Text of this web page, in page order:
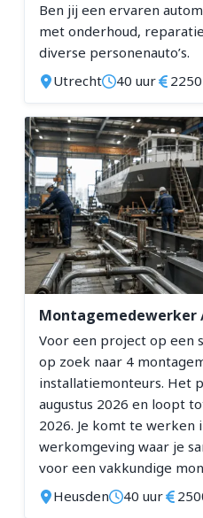
Metal Stud Monteur
Metselaar
Montagemedewerker
Monteur Technische
Paneelbouwer
Productiemedewerker
Project Instructor
Service Engineer
Service Monteur
Software Engineer
Storingsmonteur
Teamleider Productie
Timmerman
Torenkraanmachinist
Verreiker Machinist
Provincie
Flevoland
Gelderland
Ben jij een ervaren
met onderhoud,
diverse personenauto’s.
Utrecht
40 uur
Voor een project op een
op zoek naar 4
installatiemonteurs. Het
augustus 2026 en loopt
2026. Je komt te werken
werkomgeving waar je
voor een vakkundige
Heusden
40 uur